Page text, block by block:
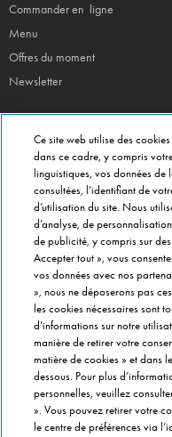
Commander en ligne
Menu
Offres du moment
Newsletter
Siège Social
Info magasins
Formulaire de Contact
Gérer vos préférences
INFO FRANCHISÉ
Franchise Domino's
Critères de Sélection
Questions Fréquentes
A PROPOS DE DOMINO'S
Travailler chez Domino's
Ce site web utilise des
dans ce cadre, y compris
linguistiques, vos données
consultées, l’identifiant de
d’utilisation du site. Nous
d’analyse, de
de publicité, y compris sur
Accepter tout », vous
vos données avec nos
», nous ne déposerons pas
les cookies nécessaires sont
d’informations sur notre
manière de retirer votre
matière de cookies » et dans
dessous. Pour plus
personnelles, veuillez
». Vous pouvez retirer votre
le centre de préférences via